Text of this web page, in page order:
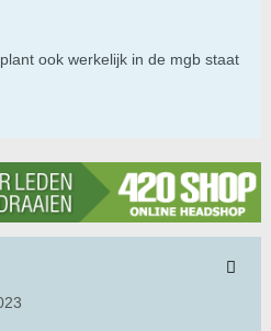
ook werkelijk in de mgb staat